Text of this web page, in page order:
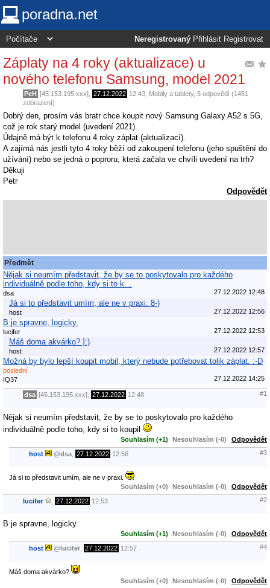
poradna.net
Neregistrovaný Přihlásit Registrovat
Záplaty na 4 roky (aktualizace) u
nového telefonu Samsung, model 2021
PeH [45.153.195.xxx], 27.12.2022 12:43 Mobily a tablety, 5 odpovědí (1451
zobrazení)
Dobrý den, prosím vás bratr chce koupit nový Samsung Galaxy A52 s 5G,
což je rok starý model (uvedení 2021).
Údajně má být k telefonu 4 roky záplat (aktualizací).
A zajímá nás jestli tyto 4 roky běží od zakoupení telefonu (jeho spuštění do
užívání) nebo se jedná o poproru, která začala ve chvíli uvedení na trh?
Děkuji
Petr
Odpovědět
Předmět
Nějak si neumím představit, že by se to poskytovalo pro každého
individuálně podle toho, kdy si to k…
dsa 27.12.2022 12:48
Já si to představit umím, ale ne v praxi. 8-)
host 27.12.2022 12:56
B je spravne, logicky.
lucifer 27.12.2022 12:53
Máš doma akvárko? ]:)
host 27.12.2022 12:57
Možná by bylo lepší koupit mobil, který nebude potřebovat tolik záplat. :-D
poslední
IQ37
27.12.2022 14:25
dsa [45.153.195.xxx], 27.12.2022 12:48 #1
Nějak si neumím představit, že by se to poskytovalo pro každého
individuálně podle toho, kdy si to koupil
Souhlasím (+1) Nesouhlasím (-0) Odpovědět
host @dsa 27.12.2022 12:56 #3
Já si to představit umím, ale ne v praxi.
Souhlasím (+0)
Nesouhlasím (-0) Odpovědět
lucifer 27.12.2022 12:53 #2
B je spravne, logicky.
Souhlasím (+1) Nesouhlasím (-0) Odpovědět
host @lucifer 27.12.2022 12:57 #4
Máš doma akvárko?
Souhlasím (+0)
Nesouhlasím (-0) Odpovědět